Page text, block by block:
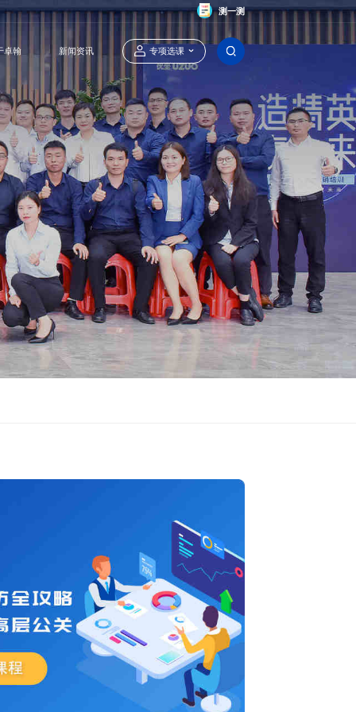
测一测
卓翰 新闻资讯 专项选课
卓翰官方智能体
定制内训课程
业绩增长陪跑
能源行业专项课程